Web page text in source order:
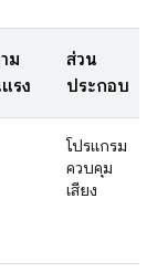
ม
รง
ส่วน
ประกอบ
โปรแกรม
ควบคุม
เสียง